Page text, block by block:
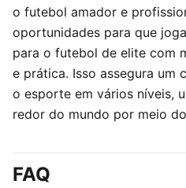
o futebol amador e
oportunidades para que
para o futebol de elite com
e prática. Isso assegura um
o esporte em vários níveis,
redor do mundo por meio
FAQ